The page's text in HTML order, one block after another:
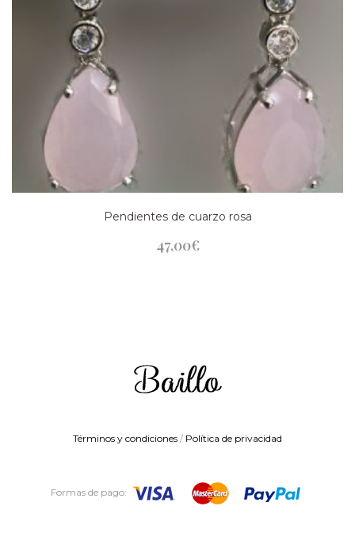
Pendientes de cuarzo rosa
47,00€
Términos y condiciones / Política de privacidad
Formas de pago: